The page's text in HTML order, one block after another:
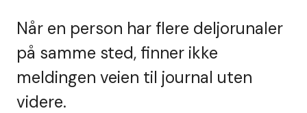
Når en person har flere deljorunaler
på samme sted, finner ikke
meldingen veien til journal uten
videre.